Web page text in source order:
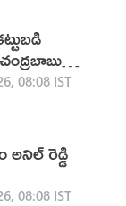
08:08 IST
రెడ్డి
08:08 IST